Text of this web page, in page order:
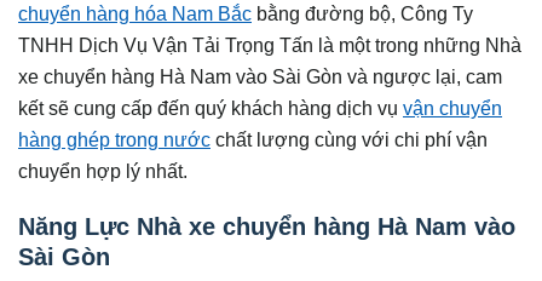
chuyển hàng hóa Nam Bắc bằng đường bộ, Công Ty
TNHH Dịch Vụ Vận Tải Trọng Tấn là một trong những Nhà
xe chuyển hàng Hà Nam vào Sài Gòn và ngược lại, cam
kết sẽ cung cấp đến quý khách hàng dịch vụ vận chuyển
hàng ghép trong nước chất lượng cùng với chi phí vận
chuyển hợp lý nhất.
Năng Lực Nhà xe chuyển hàng Hà Nam vào
Sài Gòn